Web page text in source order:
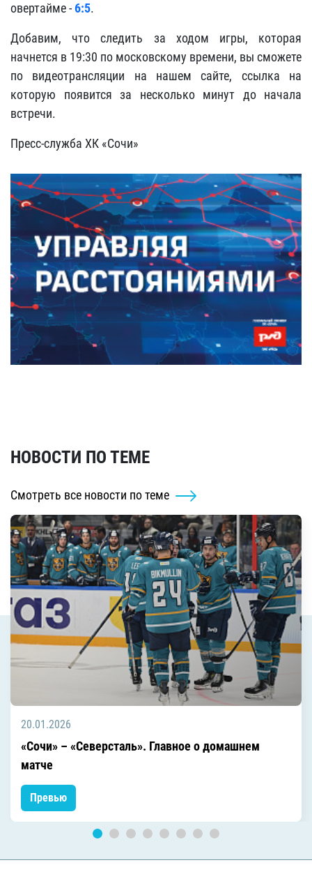
овертайме -6:5.
Добавим, что следить за ходом игры, которая
начнется в 19:30 по московскому времени, вы сможете
по видеотрансляции на нашем сайте, ссылка на
которую появится за несколько минут до начала
встречи.
Пресс-служба ХК «Сочи»
НОВОСТИ ПО ТЕМЕ
Смотреть все новости по теме
20.01.2026
«Сочи» – «Северсталь». Главное о домашнем
матче
Превью